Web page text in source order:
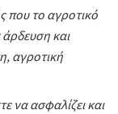
που το αγροτικό
άρδευση και
αγροτική
να ασφαλίζει και